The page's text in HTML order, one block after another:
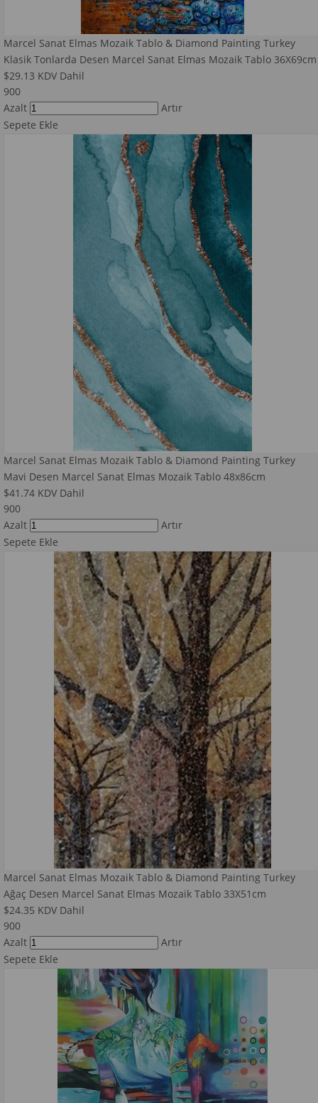
Marcel Sanat Elmas Mozaik Tablo & Diamond Painting Turkey
Klasik Tonlarda Desen Marcel Sanat Elmas Mozaik Tablo 36X69cm
$29.13 KDV Dahil
900
Azalt
Artır
Sepete Ekle
Marcel Sanat Elmas Mozaik Tablo & Diamond Painting Turkey
Mavi Desen Marcel Sanat Elmas Mozaik Tablo 48x86cm
$41.74 KDV Dahil
900
Azalt
Artır
Sepete Ekle
Marcel Sanat Elmas Mozaik Tablo & Diamond Painting Turkey
Ağaç Desen Marcel Sanat Elmas Mozaik Tablo 33X51cm
$24.35 KDV Dahil
900
Azalt
Artır
Sepete Ekle